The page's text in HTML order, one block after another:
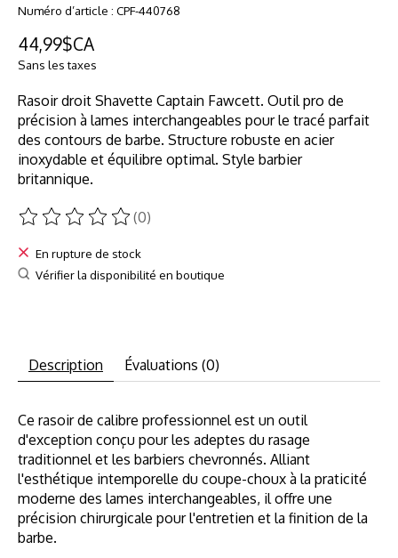
Numéro d’article : CPF-440768
44,99$CA
Sans les taxes
Rasoir droit Shavette Captain Fawcett. Outil pro de
précision à lames interchangeables pour le tracé parfait
des contours de barbe. Structure robuste en acier
inoxydable et équilibre optimal. Style barbier
britannique.
Ce produit est évalué à
(0)
En rupture de stock
Vérifier la disponibilité en boutique
Description Évaluations (0)
Ce rasoir de calibre professionnel est un outil
d'exception conçu pour les adeptes du rasage
traditionnel et les barbiers chevronnés. Alliant
l'esthétique intemporelle du coupe-choux à la praticité
moderne des lames interchangeables, il offre une
précision chirurgicale pour l'entretien et la finition de la
barbe.